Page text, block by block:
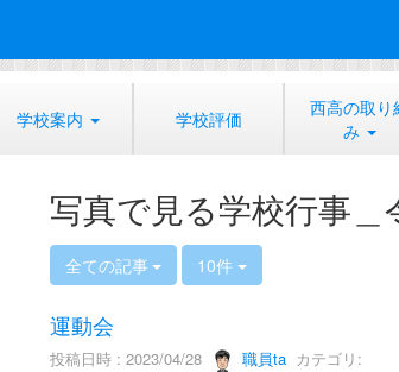
学校案内 学校評価
西高の取り
み
写真で見る学校行事＿
全ての記事 10件
運動会
投稿日時 : 2023/04/28 職員taカテゴリ: